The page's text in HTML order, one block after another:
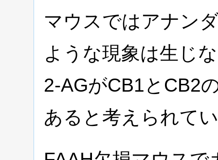
マウスではアナン
ような現象は生じ
2-AGがCB1とCB2
あると考えられて